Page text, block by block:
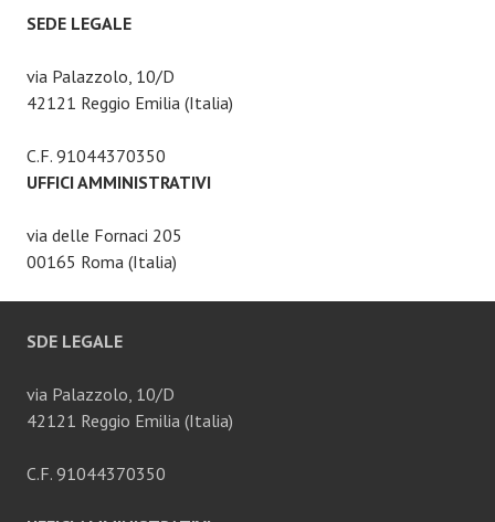
SEDE LEGALE
via Palazzolo, 10/D
42121 Reggio Emilia (Italia)
C.F. 91044370350
UFFICI AMMINISTRATIVI
via delle Fornaci 205
00165 Roma (Italia)
SDE LEGALE
via Palazzolo, 10/D
42121 Reggio Emilia (Italia)
C.F. 91044370350